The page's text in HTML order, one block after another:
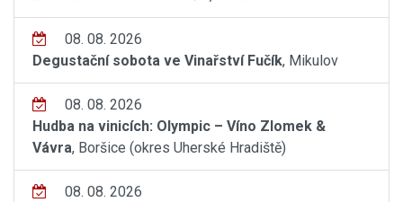
08. 08. 2026
Degustační sobota ve Vinařství Fučík, Mikulov
08. 08. 2026
Hudba na vinicích: Olympic – Víno Zlomek &
Vávra, Boršice (okres Uherské Hradiště)
08. 08. 2026